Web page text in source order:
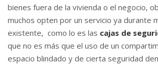
bienes fuera de la vivienda o el negocio,
muchos opten por un servicio ya durante
existente, como lo es las cajas de
que no es más que el uso de un
espacio blindado y de cierta seguridad